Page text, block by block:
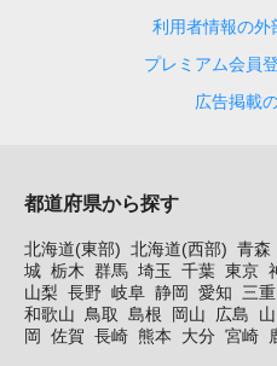
利用者情報の外
プレミアム会員
広告掲載
都道府県から探す
北海道(東部) 北海道(西部) 青森
城 栃木 群馬 埼玉 千葉 東京
山梨 長野 岐阜 静岡 愛知 三重
和歌山
鳥取 島根 岡山 広島
岡
佐賀 長崎 熊本 大分 宮崎